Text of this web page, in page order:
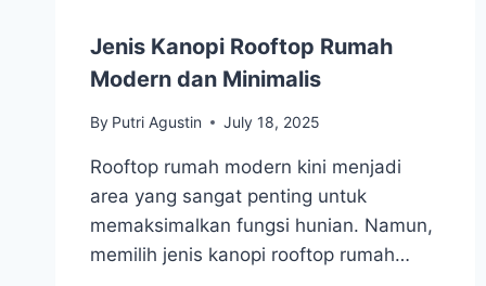
Jenis Kanopi Rooftop Rumah
Modern dan Minimalis
By Putri Agustin July 18, 2025
Rooftop rumah modern kini menjadi
area yang sangat penting untuk
memaksimalkan fungsi hunian. Namun,
memilih jenis kanopi rooftop rumah…